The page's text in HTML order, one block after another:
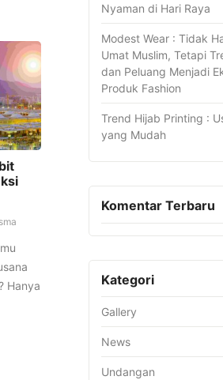
Hanya
Nyaman di Hari Raya
Modest Wear : Tidak
Umat Muslim, Tetapi
dan Peluang Menjadi
Produk Fashion
Trend Hijab Printing :
yang Mudah
Komentar Terbaru
Kategori
Gallery
News
Undangan